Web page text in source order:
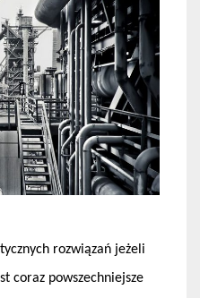
rozwiązań jeżeli
coraz powszechniejsze